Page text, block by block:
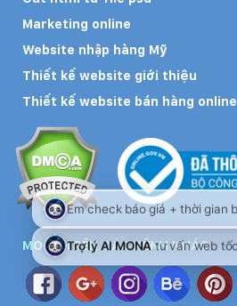
Marketing online
Website nhập hàng Mỹ
Thiết kế website giới thiệu
Thiết kế website bán hàng online
MONA TRÊN CÁC KÊNH KHÁC